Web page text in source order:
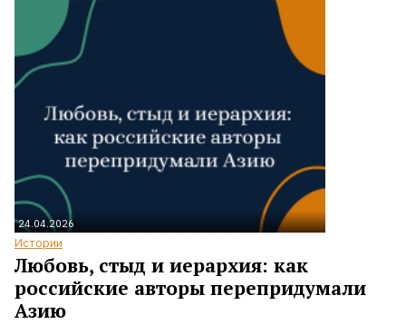
24.04.2026
Истории
Любовь, стыд и иерархия: как
российские авторы перепридумали
Азию